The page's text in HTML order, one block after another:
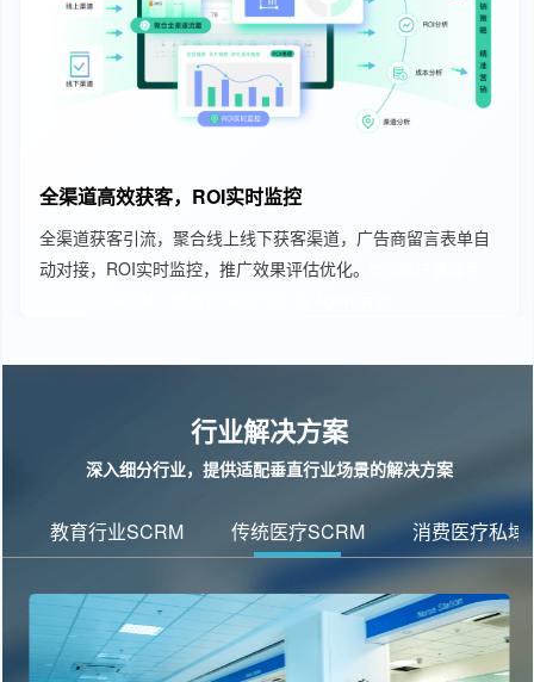
全渠道高效获客，ROI实时监控
全渠道获客引流，聚合线上线下获客渠道，广告商留言表单自
动对接，ROI实时监控，推广效果评估优化。
行业解决方案
深入细分行业，提供适配垂直行业场景的解决方案
教育行业SCRM 传统医疗SCRM 消费医疗私域